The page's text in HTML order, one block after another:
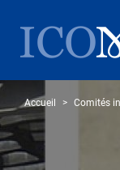
contenu
principal
Accueil Comités